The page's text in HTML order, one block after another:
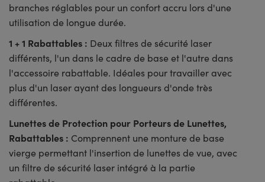
branches réglables pour un confort accru lors d'une
utilisation de longue durée.
1 + 1 Rabattables : Deux filtres de sécurité laser
différents, l'un dans le cadre de base et l'autre dans
l'accessoire rabattable. Idéales pour travailler avec
plus d'un laser ayant des longueurs d'onde très
différentes.
Lunettes de Protection pour Porteurs de Lunettes,
Rabattables : Comprennent une monture de base
vierge permettant l'insertion de lunettes de vue, avec
un filtre de sécurité laser intégré à la partie